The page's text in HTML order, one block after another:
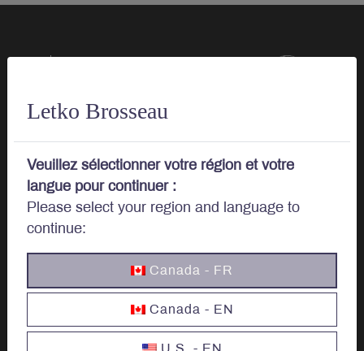
Letko Brosseau
Veuillez sélectionner votre région et votre
langue pour continuer :
Please select your region and language to
continue:
Canada - FR
Canada - EN
U.S. - EN
d’investissements.
Investir
Investir au Canada
Investisseurs Institutionnels